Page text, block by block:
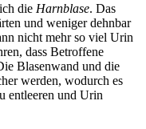
die Harnblase. Das
und weniger dehnbar
nicht mehr so viel Urin
dass Betroffene
Blasenwand und die
werden, wodurch es
entleeren und Urin